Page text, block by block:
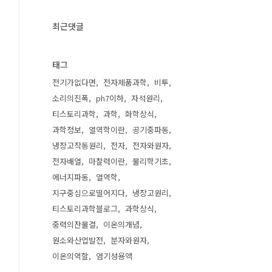
최근댓글
태그
전기가없다면 전자제품과학
비투
소리의진폭
ph7이하
자석원리
티스토리과학
과학
화학상식
과학정보
열역학이란
공기중파동
냉장고작동원리
전자
전자와원자
전자배열
마찰력이란
물리학기초
에너지파동
열역학
지구중심으로떨어지다
냉장고원리
티스토리과학블로그
과학상식
중력의잔물결
이온의개념
원소와산업발전
분자와원자
이온의역할
염기성용액